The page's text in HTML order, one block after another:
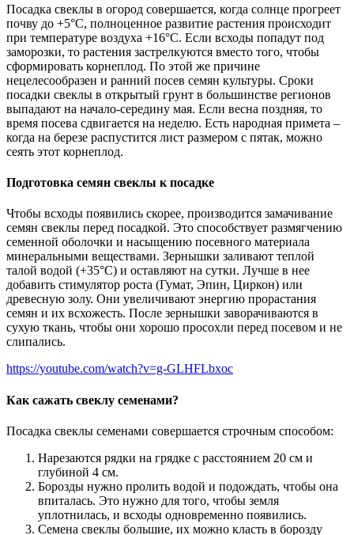
Посадка свеклы в огород совершается, когда солнце прогреет
почву до +5°С, полноценное развитие растения происходит
при температуре воздуха +16°С. Если всходы попадут под
заморозки, то растения застрелкуются вместо того, чтобы
сформировать корнеплод. По этой же причине
нецелесообразен и ранний посев семян культуры. Сроки
посадки свеклы в открытый грунт в большинстве регионов
выпадают на начало-середину мая. Если весна поздняя, то
время посева сдвигается на неделю. Есть народная примета –
когда на березе распустится лист размером с пятак, можно
сеять этот корнеплод.
Подготовка семян свеклы к посадке
Чтобы всходы появились скорее, производится замачивание
семян свеклы перед посадкой. Это способствует размягчению
семенной оболочки и насыщению посевного материала
минеральными веществами. Зернышки заливают теплой
талой водой (+35°С) и оставляют на сутки. Лучше в нее
добавить стимулятор роста (Гумат, Эпин, Циркон) или
древесную золу. Они увеличивают энергию прорастания
семян и их всхожесть. После зернышки заворачиваются в
сухую ткань, чтобы они хорошо просохли перед посевом и не
слипались.
https://youtube.com/watch?v=g-GLHFLbxoc
Как сажать свеклу семенами?
Посадка свеклы семенами совершается строчным способом:
Нарезаются рядки на грядке с расстоянием 20 см и
глубиной 4 см.
Борозды нужно пролить водой и подождать, чтобы она
впиталась. Это нужно для того, чтобы земля
уплотнилась, и всходы одновременно появились.
Семена свеклы большие, их можно класть в борозду